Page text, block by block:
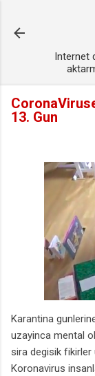
Internet
13. Gun
Karantina
uzayinca mental
sira degisik
Koronavirus